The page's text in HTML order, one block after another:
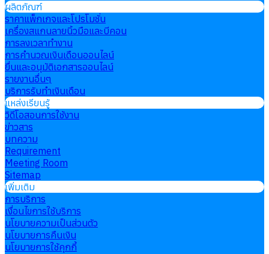
ผลิตภัณฑ์
ราคาแพ็กเกจและโปรโมชั่น
เครื่องสแกนลายนิ้วมือและบีคอน
การลงเวลาทำงาน
การคำนวณเงินเดือนออนไลน์
ยื่นและอนุมัติเอกสารออนไลน์
รายงานอื่นๆ
บริการรับทำเงินเดือน
แหล่งเรียนรู้
วิดีโอสอนการใช้งาน
ข่าวสาร
บทความ
Requirement
Meeting Room
Sitemap
เพิ่มเติม
การบริการ
เงื่อนไขการใช้บริการ
นโยบายความเป็นส่วนตัว
นโยบายการคืนเงิน
นโยบายการใช้คุกกี้